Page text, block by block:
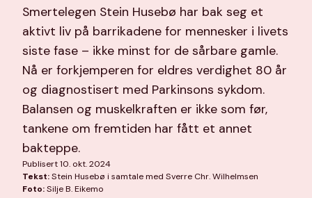
Smertelegen Stein Husebø har bak seg et
aktivt liv på barrikadene for mennesker i livets
siste fase – ikke minst for de sårbare gamle.
Nå er forkjemperen for eldres verdighet 80 år
og diagnostisert med Parkinsons sykdom.
Balansen og muskelkraften er ikke som før,
tankene om fremtiden har fått et annet
bakteppe.
Publisert 10. okt. 2024
Tekst:Stein Husebø i samtale med Sverre Chr. Wilhelmsen
Foto:Silje B. Eikemo